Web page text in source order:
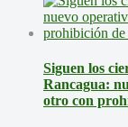
Siguen los
Rancagua:
otro con